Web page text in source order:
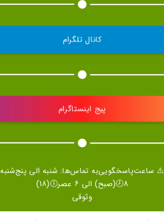
کانال تلگرام
پیج اینستاگرام
⚠️ ساعت‌پاسخگویی‌به تماس‌ها: شنبه الی پنج‌شنبه
8🕗(صبح) الی 6 عصر🕕(18)
وثوقی